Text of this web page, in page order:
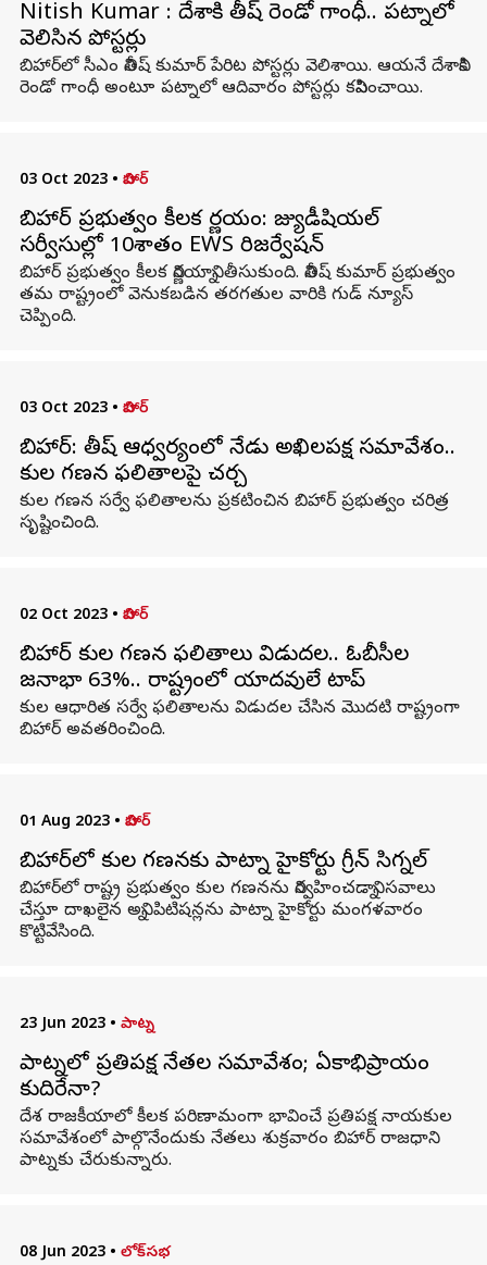
Nitish Kumar : దేశానికి నితీష్ రెండో గాంధీ.. ప‌ట్నాలో
వెలిసిన పోస్ట‌ర్లు
బిహార్‌లో సీఎం నితీష్ కుమార్‌ పేరిట పోస్టర్లు వెలిశాయి. ఆయనే దేశానికి
రెండో గాంధీ అంటూ ప‌ట్నాలో ఆదివారం పోస్ట‌ర్లు కనిపించాయి.
03 Oct 2023 • బిహార్
బిహార్ ప్రభుత్వం కీలక నిర్ణయం: జ్యుడీషియల్
సర్వీసుల్లో 10శాతం EWS రిజర్వేషన్
బిహార్ ప్రభుత్వం కీలక నిర్ణయాన్ని తీసుకుంది. నితీష్ కుమార్ ప్రభుత్వం
తమ రాష్ట్రంలో వెనుకబడిన తరగతుల వారికి గుడ్ న్యూస్
చెప్పింది.
03 Oct 2023 • బిహార్
బిహార్: నితీష్ ఆధ్వర్యంలో నేడు అఖిలపక్ష సమావేశం..
కుల గణన ఫలితాలపై చర్చ
కుల గణన సర్వే ఫలితాలను ప్రకటించిన బిహార్ ప్రభుత్వం చరిత్ర
సృష్టించింది.
02 Oct 2023 • బిహార్
బిహార్ కుల గణన ఫలితాలు విడుదల.. ఓబీసీల
జనాభా 63%.. రాష్ట్రంలో యాదవులే టాప్
కుల ఆధారిత సర్వే ఫలితాలను విడుదల చేసిన మొదటి రాష్ట్రంగా
బిహార్ అవతరించింది.
01 Aug 2023 • బిహార్
బిహార్‌‌లో కుల గణనకు పాట్నా హైకోర్టు గ్రీన్ సిగ్నల్
బిహార్‌లో రాష్ట్ర ప్రభుత్వం కుల గణనను నిర్వహించడాన్ని సవాలు
చేస్తూ దాఖలైన అన్ని పిటిషన్లను పాట్నా హైకోర్టు మంగళవారం
కొట్టివేసింది.
23 Jun 2023 • పాట్న
పాట్నలో ప్రతిపక్ష నేతల సమావేశం; ఏకాభిప్రాయం
కుదిరేనా?
దేశ రాజకీయాలో కీలక పరిణామంగా భావించే ప్రతిపక్ష నాయకుల
సమావేశంలో పాల్గొనేందుకు నేతలు శుక్రవారం బిహార్ రాజధాని
పాట్నకు చేరుకున్నారు.
08 Jun 2023 • లోక్‌సభ